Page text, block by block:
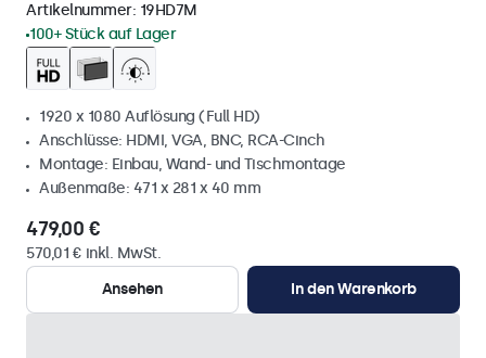
Artikelnummer: 19HD7M
100+ Stück auf Lager
1920 x 1080 Auflösung (Full HD)
Anschlüsse: HDMI, VGA, BNC, RCA-Cinch
Montage: Einbau, Wand- und Tischmontage
Außenmaße: 471 x 281 x 40 mm
479,00 €
570,01 € inkl. MwSt.
Ansehen
In den Warenkorb